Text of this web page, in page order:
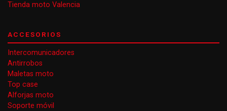
Tienda moto Valencia
ACCESORIOS
Intercomunicadores
Antirrobos
Maletas moto
Top case
Alforjas moto
Soporte móvil